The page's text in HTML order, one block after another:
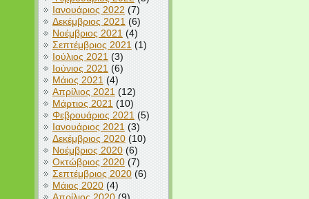
Ιανουάριος 2022 (7)
Δεκέμβριος 2021 (6)
Νοέμβριος 2021 (4)
Σεπτέμβριος 2021 (1)
Ιούλιος 2021 (3)
Ιούνιος 2021 (6)
Μάιος 2021 (4)
Απρίλιος 2021 (12)
Μάρτιος 2021 (10)
Φεβρουάριος 2021 (5)
Ιανουάριος 2021 (3)
Δεκέμβριος 2020(10)
Νοέμβριος 2020(6)
Οκτώβριος 2020(7)
Σεπτέμβριος 2020(6)
Μάιος 2020(4)